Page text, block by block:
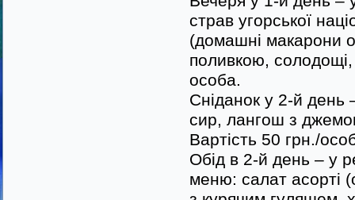
страв угорської
(домашні макарони
поливкою,
особа.
Сніданок у 2-й
сир, лангош з
Вартість 50 грн./
Обід в 2-й день – у
меню: салат асорті